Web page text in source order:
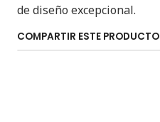
de diseño excepcional.
COMPARTIR ESTE PRODUCTO